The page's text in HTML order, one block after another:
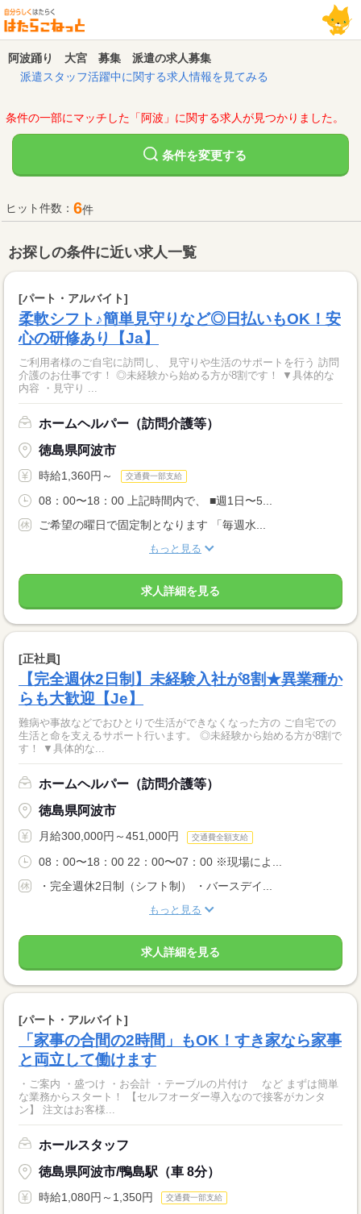
阿波踊り 大宮 募集 派遣の求人募集
派遣スタッフ活躍中に関する求人情報を見てみる
条件の一部にマッチした「阿波」に関する求人が見つかりました。
条件を変更する
ヒット件数： 6件
お探しの条件に近い求人一覧
[パート・アルバイト]
柔軟シフト♪簡単見守りなど◎日払いもOK！安
心の研修あり【Ja】
ご利用者様のご自宅に訪問し、 見守りや生活のサポートを行う 訪問
介護のお仕事です！ ◎未経験から始める方が8割です！ ▼具体的な
内容 ・見守り ...
ホームヘルパー（訪問介護等）
徳島県阿波市
時給1,360円～ 交通費一部支給
08：00〜18：00 上記時間内で、 ■週1日〜5...
ご希望の曜日で固定制となります 「毎週水...
もっと見る
求人詳細を見る
[正社員]
【完全週休2日制】未経験入社が8割★異業種か
らも大歓迎【Je】
難病や事故などでおひとりで生活ができなくなった方の ご自宅での
生活と命を支えるサポート行います。 ◎未経験から始める方が8割で
す！ ▼具体的な...
ホームヘルパー（訪問介護等）
徳島県阿波市
月給300,000円～451,000円 交通費全額支給
08：00〜18：00 22：00〜07：00 ※現場によ...
・完全週休2日制（シフト制） ・バースデイ...
もっと見る
求人詳細を見る
[パート・アルバイト]
「家事の合間の2時間」もOK！すき家なら家事
と両立して働けます
・ご案内 ・盛つけ ・お会計 ・テーブルの片付け など まずは簡単
な業務からスタート！ 【セルフオーダー導入なので接客がカンタ
ン】 注文はお客様...
ホールスタッフ
徳島県阿波市/鴨島駅（車 8分）
時給1,080円～1,350円 交通費一部支給